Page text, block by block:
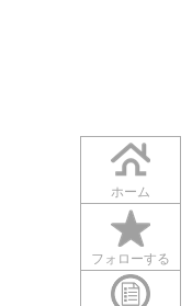
ホーム
フォローする